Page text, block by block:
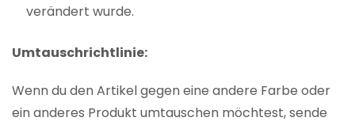
verändert wurde.
Umtauschrichtlinie:
Wenn du den Artikel gegen eine andere Farbe oder
ein anderes Produkt umtauschen möchtest, sende